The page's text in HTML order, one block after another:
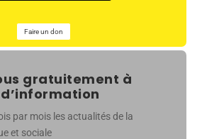
Faire un don
gratuitement à
par mois les actualités de la
et sociale